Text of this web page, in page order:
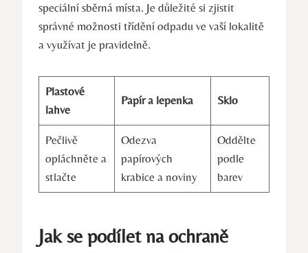
speciální sběrná místa. Je důležité si zjistit
správné možnosti třídění odpadu ve vaší lokalitě
a využívat je pravidelně.
Plastové
lahve
Papír a lepenka Sklo
Pečlivě
opláchněte a
stlačte
Odezva
papírových
krabice a noviny
Oddělte
podle
barev
Jak se podílet na ochraně